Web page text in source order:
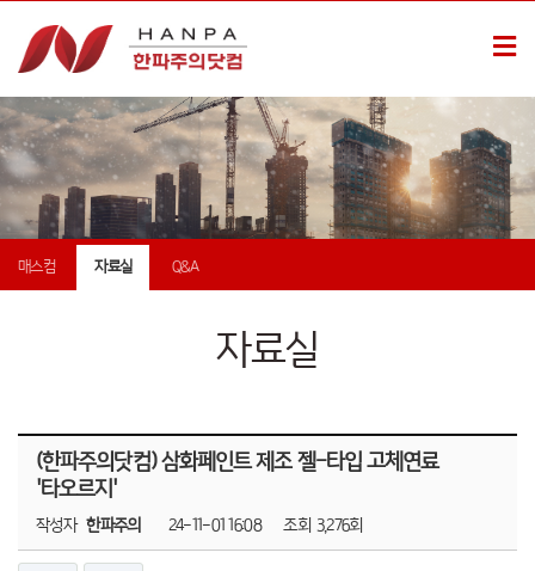
매스컴 자료실 Q&A
자료실
(한파주의닷컴) 삼화페인트 제조 젤-타입 고체연료
'타오르지'
작성자 한파주의 24-11-01 16:08 조회 3,276회